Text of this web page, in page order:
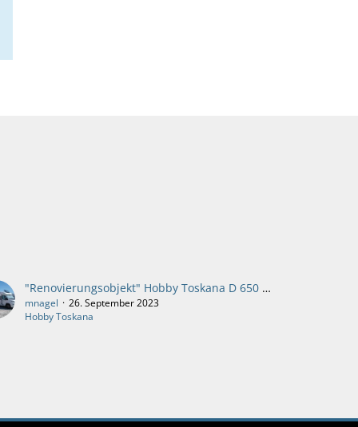
"Renovierungsobjekt" Hobby Toskana D 650 ES Modelljahr 2007
mnagel
26. September 2023
Hobby Toskana